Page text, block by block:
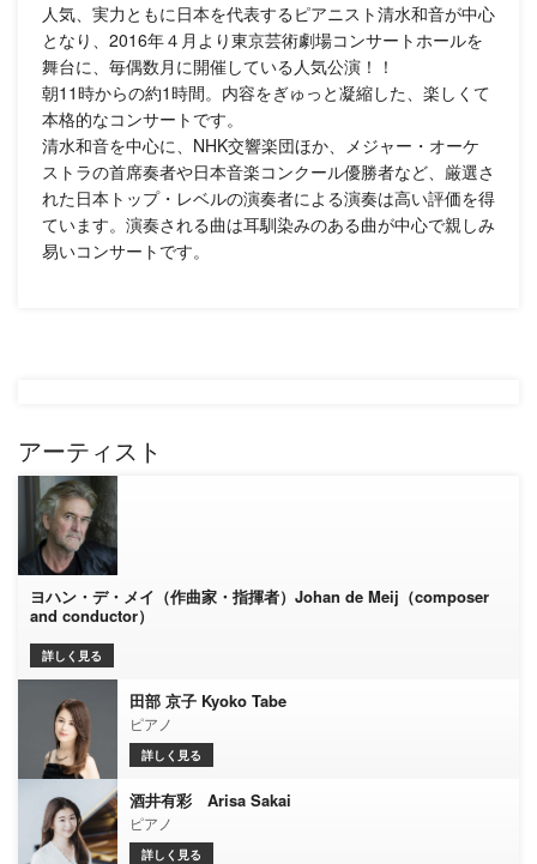
人気、実力ともに日本を代表するピアニスト清水和音が中心
となり、2016年４月より東京芸術劇場コンサートホールを
舞台に、毎偶数月に開催している人気公演！！
朝11時からの約1時間。内容をぎゅっと凝縮した、楽しくて
本格的なコンサートです。
清水和音を中心に、NHK交響楽団ほか、メジャー・オーケ
ストラの首席奏者や日本音楽コンクール優勝者など、厳選さ
れた日本トップ・レベルの演奏者による演奏は高い評価を得
ています。演奏される曲は耳馴染みのある曲が中心で親しみ
易いコンサートです。
アーティスト
ヨハン・デ・メイ（作曲家・指揮者）Johan de Meij（composer
and conductor）
詳しく見る
田部 京子 Kyoko Tabe
ピアノ
詳しく見る
酒井有彩 Arisa Sakai
ピアノ
詳しく見る